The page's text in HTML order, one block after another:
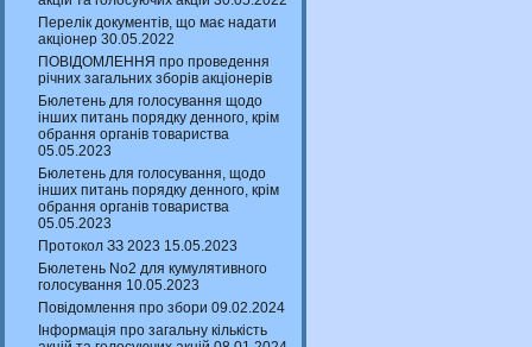
Перелік документів, що має надати
акціонер 30.05.2022
ПОВІДОМЛЕННЯ про проведення
річних загальних зборів акціонерів
Бюлетень для голосування щодо
інших питань порядку денного, крім
обрання органів товариства
05.05.2023
Бюлетень для голосування, щодо
інших питань порядку денного, крім
обрання органів товариства
05.05.2023
Протокол ЗЗ 2023 15.05.2023
Бюлетень No2 для кумулятивного
голосування 10.05.2023
Повідомлення про збори 09.02.2024
Інформація про загальну кількість